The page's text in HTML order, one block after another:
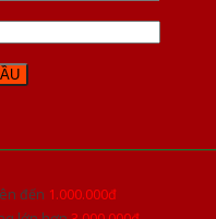
đến 1.000.000đ